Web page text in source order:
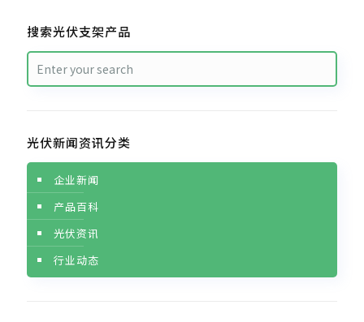
搜索光伏支架产品
光伏新闻资讯分类
企业新闻
产品百科
光伏资讯
行业动态